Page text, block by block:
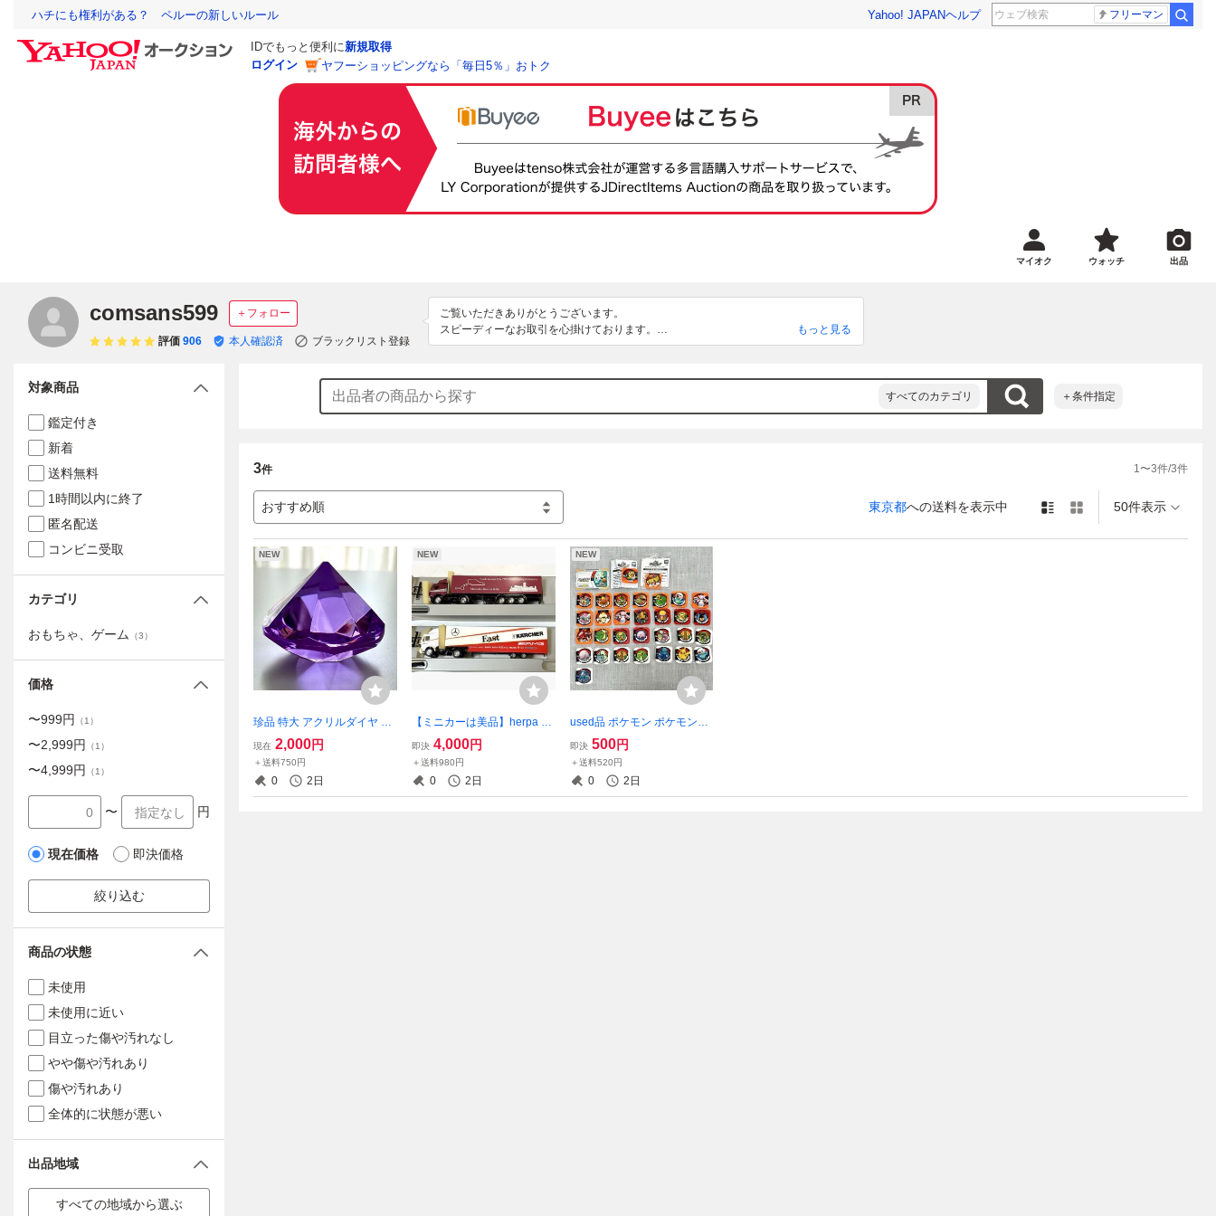
ハチにも権利がある？ ペルーの新しいルール Yahoo! JAPANヘルプ フリーマン
IDでもっと便利に新規取得
ログイン
ヤフーショッピングなら「毎日5％」おトク
マイオク ウォッチ 出品
comsans599 ＋フォロー
評価 906 本人確認済 ブラックリスト登録
ご覧いただきありがとうございます。
スピーディーなお取引を心掛けております。
よろしくお願いいたします。
もっと見る
すべてのカテゴリ ＋条件指定
3件 1〜3件/3件
おすすめ順 東京都への送料を表示中 50件表示
NEW
珍品 特大 アクリルダイヤ 5
個とアクリルアイス 約200個
のセット アクリルストーン
現在 2,000円
＋送料750円
0 2日
NEW
【ミニカーは美品】herpa ヘ
ルパ 1/87 メルセデスベンツ
Mercedes Benz セミトレー
ラートラック 2台セット
即決 4,000円
＋送料980円
0 2日
NEW
used品 ポケモン ポケモント
レッタ 31枚とコレクション
アルバム
即決 500円
＋送料520円
0 2日
対象商品
鑑定付き
新着
送料無料
1時間以内に終了
匿名配送
コンビニ受取
カテゴリ
おもちゃ、ゲーム （3）
価格
〜999円 （1 ）
〜2,999円 （1 ）
〜4,999円 （1 ）
〜 円
現在価格 即決価格
絞り込む
商品の状態
未使用
未使用に近い
目立った傷や汚れなし
やや傷や汚れあり
傷や汚れあり
全体的に状態が悪い
出品地域
すべての地域から選ぶ